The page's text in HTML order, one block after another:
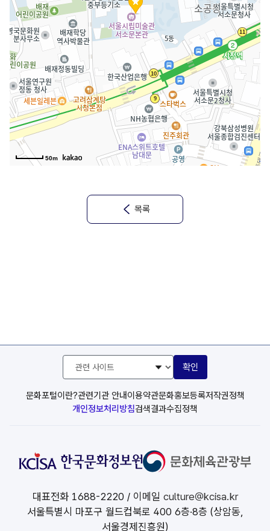
50m
목록
문화포털이란?관련기관 안내이용약관문화홍보등록저작권정책
개인정보처리방침검색결과수집정책
관
사
이
트
확인
대표전화 1688-2220 / 이메일 culture@kcisa.kr
서울특별시 마포구 월드컵북로 400 6층·8층 (상암동,
서울경제진흥원)